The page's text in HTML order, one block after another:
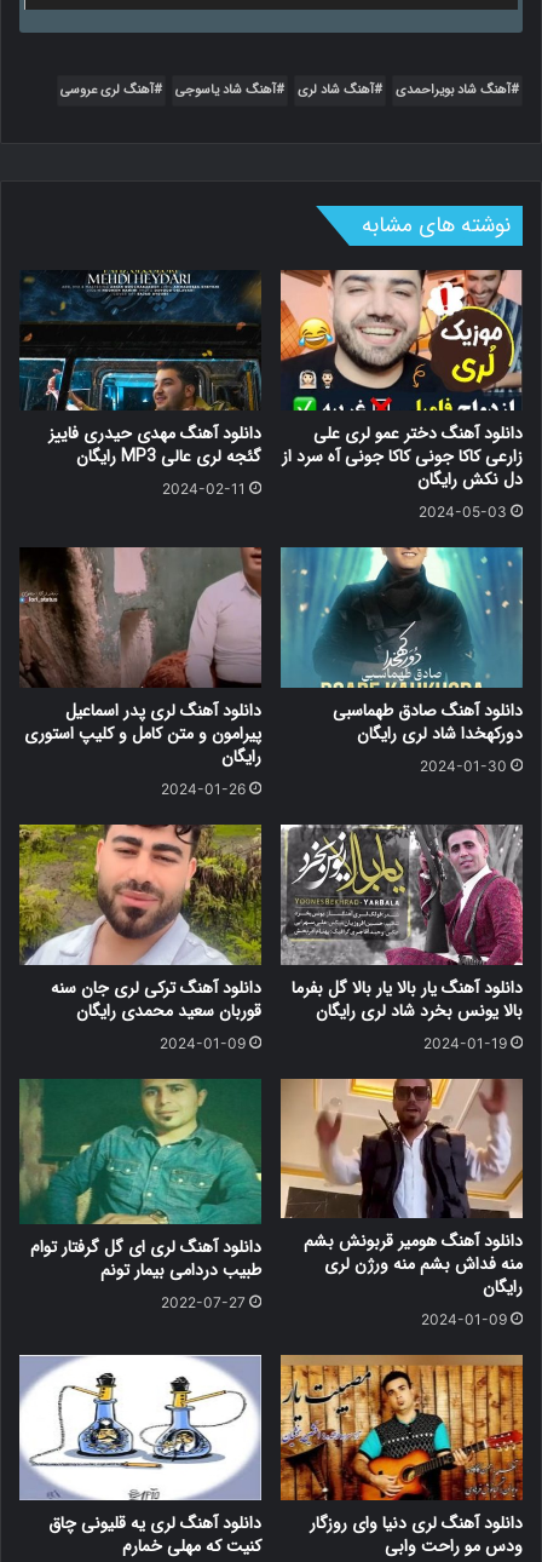
آهنگ شاد بویراحمدی آهنگ شاد لری آهنگ شاد یاسوجی آهنگ لری عروسی
نوشته های مشابه
دانلود آهنگ دختر عمو لری علی
زارعی کاکا جونی کاکا جونی آه سرد از
دل نکش رایگان
2024-05-03
دانلود آهنگ مهدی حیدری فاییز
گئجه لری عالی MP3 رایگان
2024-02-11
دانلود آهنگ صادق طهماسبی
دورکهخدا شاد لری رایگان
2024-01-30
دانلود آهنگ لری پدر اسماعیل
پیرامون و متن کامل و کلیپ استوری
رایگان
2024-01-26
دانلود آهنگ یار بالا یار بالا گل بفرما
بالا یونس بخرد شاد لری رایگان
2024-01-19
دانلود آهنگ ترکی لری جان سنه
قوربان سعید محمدی رایگان
2024-01-09
دانلود آهنگ هومیر قربونش بشم
منه فداش بشم منه ورژن لری
رایگان
2024-01-09
دانلود آهنگ لری ای گل گرفتار توام
طبیب دردامی بیمار تونم
2022-07-27
دانلود آهنگ لری دنیا وای روزگار
ودس مو راحت وابی
دانلود آهنگ لری یه قلیونی چاق
کنیت که مهلی خمارم